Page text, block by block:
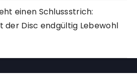
einen Schlussstrich:
der Disc endgültig Lebewohl